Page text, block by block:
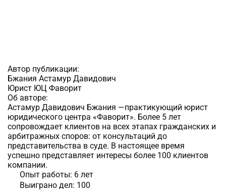
Автор публикации:
Бжания Астамур Давидович
Юрист ЮЦ Фаворит
Об авторе:
Астамур Давидович Бжания —практикующий юрист
юридического центра «Фаворит». Более 5 лет
сопровождает клиентов на всех этапах гражданских и
арбитражных споров: от консультаций до
представительства в суде. В настоящее время
успешно представляет интересы более 100 клиентов
компании.
Опыт работы: 6 лет
Выиграно дел: 100